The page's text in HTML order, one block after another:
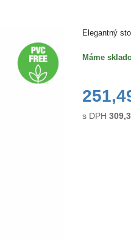
Elegantný
Máme
s DPH